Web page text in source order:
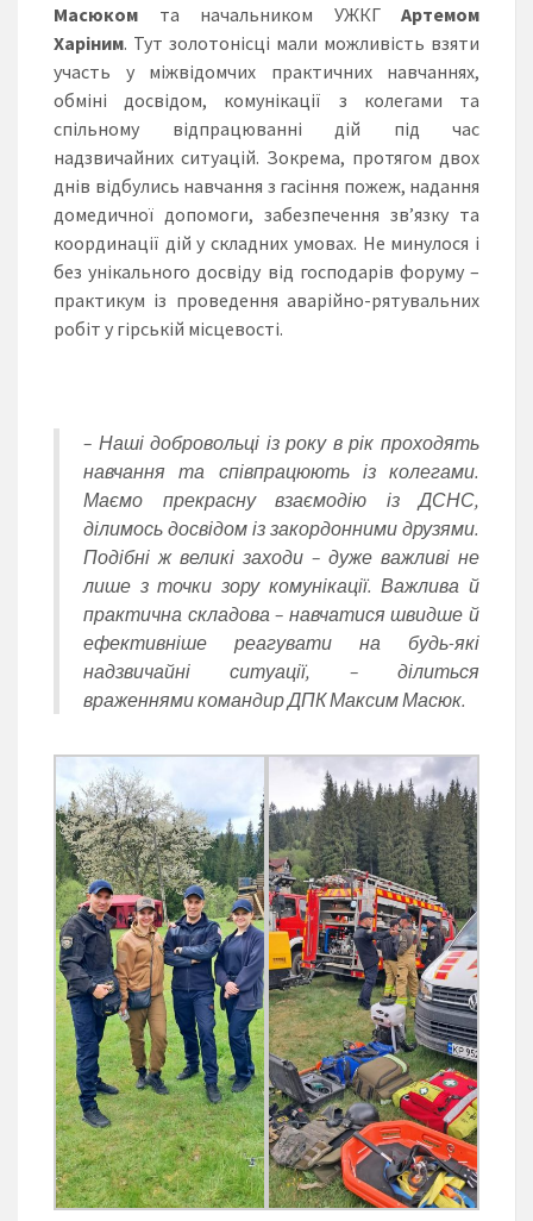
Масюком та начальником УЖКГ Артемом
Харіним. Тут золотонісці мали можливість взяти
участь у міжвідомчих практичних навчаннях,
обміні досвідом, комунікації з колегами та
спільному відпрацюванні дій під час
надзвичайних ситуацій. Зокрема, протягом двох
днів відбулись навчання з гасіння пожеж, надання
домедичної допомоги, забезпечення зв’язку та
координації дій у складних умовах. Не минулося і
без унікального досвіду від господарів форуму –
практикум із проведення аварійно-рятувальних
робіт у гірській місцевості.
– Наші добровольці із року в рік проходять
навчання та співпрацюють із колегами.
Маємо прекрасну взаємодію із ДСНС,
ділимось досвідом із закордонними друзями.
Подібні ж великі заходи – дуже важливі не
лише з точки зору комунікації. Важлива й
практична складова – навчатися швидше й
ефективніше реагувати на будь-які
надзвичайні ситуації, – ділиться
враженнями командир ДПК Максим Масюк.